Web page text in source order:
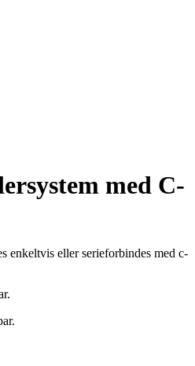
med C-
enkeltvis eller serieforbindes med c-